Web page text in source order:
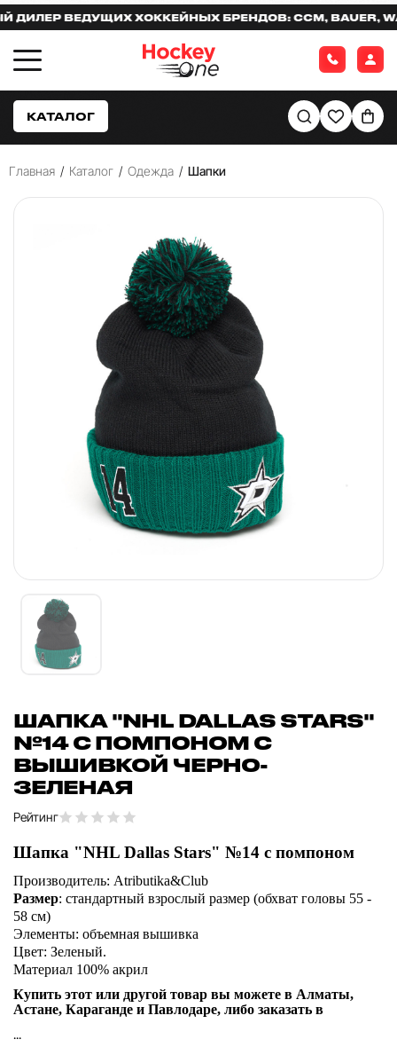
ВЕДУЩИХ ХОККЕЙНЫХ БРЕНДОВ: CCM, BAUER,
КАТАЛОГ
Главная / Каталог / Одежда / Шапки
ШАПКА "NHL DALLAS STARS"
№14 С ПОМПОНОМ С
ВЫШИВКОЙ ЧЕРНО-
ЗЕЛЕНАЯ
Рейтинг
Шапка "NHL Dallas Stars" №14 с помпоном
Производитель: Atributika&Club
Размер: стандартный взрослый размер (обхват головы 55 -
58 см)
Элементы: объемная вышивка
Цвет: Зеленый.
Материал 100% акрил
Купить этот или другой товар вы можете в Алматы,
Астане, Караганде и Павлодаре, либо заказать в
...